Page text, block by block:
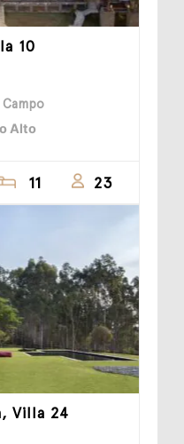
10
Campo
Alto
11 23
Villa 24